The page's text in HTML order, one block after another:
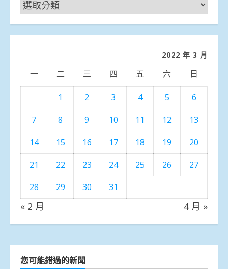
聞
分
2022 年 3 月
一 二 三 四 五 六 日
1 2 3 4 5
6
7
8 9 10 11 12
13
14
15 16 17 18 19
20
21
22 23 24 25 26
27
28
29 30 31
« 2 月 4 月 »
您可能錯過的新聞